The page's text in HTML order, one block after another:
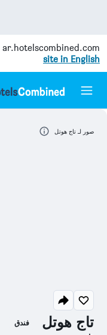
ar.hotelscombined.com
site in English
تاج هوتل فندق
صور لـ تاج هوتل